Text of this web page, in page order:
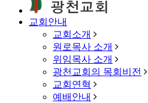
교회안내
교회소개
원로목사 소개
위임목사 소개
광천교회의 목회비전
교회연혁
예배안내